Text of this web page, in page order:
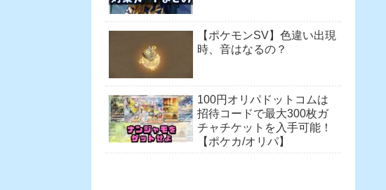
【ポケモンSV】色違い出現
時、音はなるの？
100円オリパドットコムは
招待コードで最大300枚ガ
チャチケットを入手可能！
【ポケカ/オリパ】